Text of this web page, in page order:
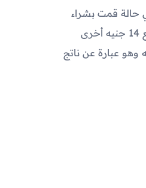
أي أنه في حالة قمت بشراء
جرام ذهب عيار 21 وقمت بدفع 100 جنيه مصنعية للتاجر فإنك سوف تقوم بدفع 14 جنيه أخرى
فيصبح المبلغ النهائي الذي تقوم بدفعه للتاجر هو 114 جنيه وهو عبارة عن ناتج